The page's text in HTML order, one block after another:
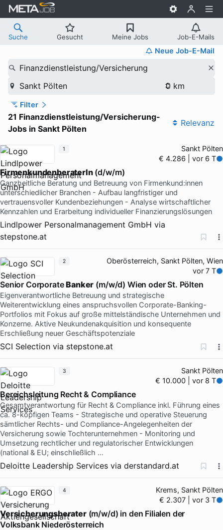
Suche Gesucht Meine Jobs Job-E-Mails
Neue Job-E-Mail
Finanzdienstleistung/Versicherung
Sankt Pölten
Filter
21 Finanzdienstleistung/Versicherung-
Jobs in Sankt Pölten
Relevanz
Sankt Pölten
€ 4.286 | vor 6 T
FirmenkundenberaterIn(d/w/m)
Ganzheitliche Beratung und Betreuung von Firmenkund:innen
unterschiedlicher Branchen - Aufbau langfristiger und
vertrauensvoller Kundenbeziehungen - Analyse wirtschaftlicher
Kennzahlen und Erarbeitung individueller Finanzierungslösungen
Lindlpower Personalmanagement GmbH via
stepstone.at
1
Oberösterreich, Sankt Pölten, Wien
vor 7 T
Senior CorporateBanker (m/w/d) Wien oder St. Pölten
Eigenverantwortliche Betreuung und strategische
Weiterentwicklung eines anspruchsvollen Corporate-Banking-
Portfolios mit Fokus auf große mittelständische Unternehmen und
Konzerne. Aktive Neukundenakquisition und konsequente
Erschließung neuer Geschäftspotenziale
SCI Selection via stepstone.at
2
Sankt Pölten
€ 10.000 | vor 8 T
Bereichsleitung Recht & Compliance
Gesamtverantwortung für Recht & Compliance inkl. Führung eines
ca. 8-köpfigen Teams - Strategische und operative Steuerung
sämtlicher Rechts- und Compliance-Angelegenheiten der
Versicherung sowie Tochterunternehmen - Monitoring und
Umsetzung rechtlicher und regulatorischer Entwicklungen
(national & EU; einschließlich …
Deloitte Leadership Services via derstandard.at
3
Krems, Sankt Pölten
€ 2.307 | vor 3 T
Versicherungsberater(m/w/d) in den Filialen der
Volksbank Niederösterreich
4